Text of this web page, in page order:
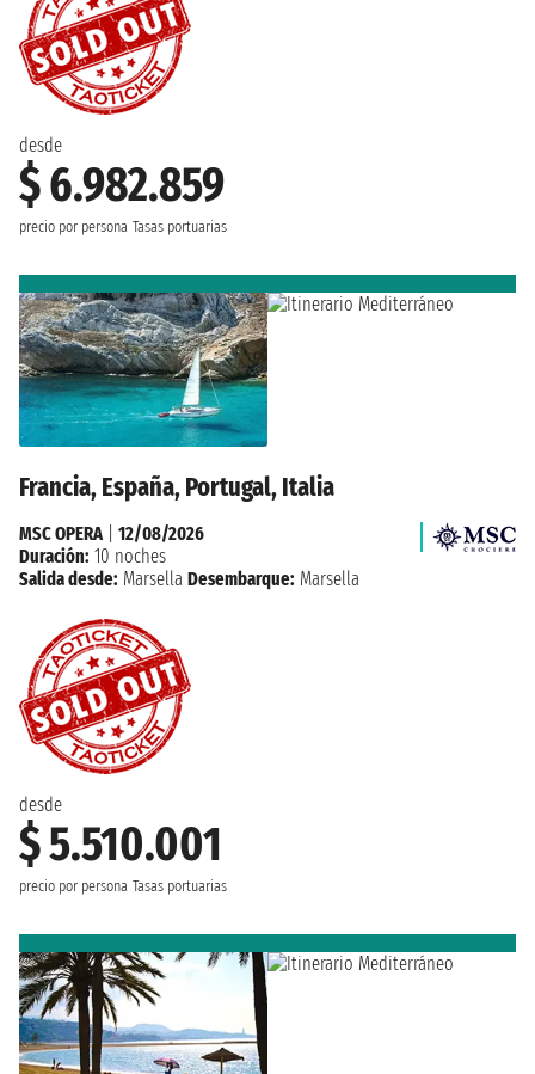
desde
$ 6.982.859
precio por persona Tasas portuarias
Francia, España, Portugal, Italia
desde
$ 5.510.001
precio por persona Tasas portuarias
MSC OPERA| 12/08/2026
Duración: 10 noches
Salida desde: Marsella Desembarque: Marsella